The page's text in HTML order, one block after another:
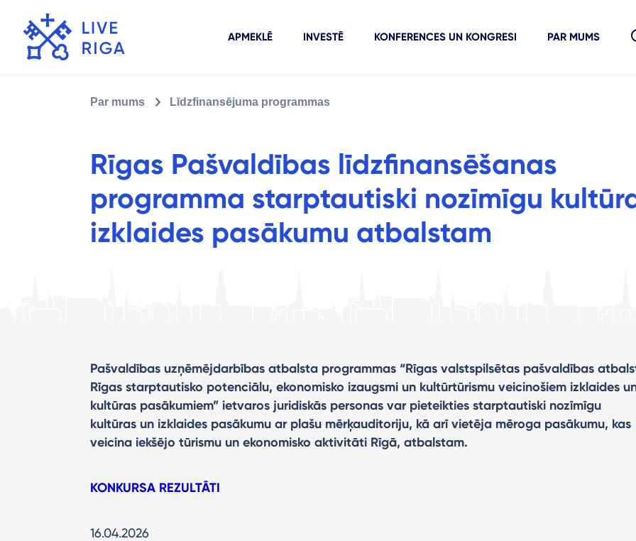
APMEKLĒ INVESTĒ KONFERENCES UN KONGRESI PAR MUMS
Par mums Līdzfinansējuma programmas
Rīgas Pašvaldības līdzfinansēšanas
programma starptautiski nozīmīgu
izklaides pasākumu atbalstam
Pašvaldības uzņēmējdarbības atbalsta programmas “Rīgas valstspilsētas pašvaldības
Rīgas starptautisko potenciālu, ekonomisko izaugsmi un kultūrtūrismu veicinošiem izklaides
kultūras pasākumiem” ietvaros juridiskās personas var pieteikties starptautiski nozīmīgu
kultūras un izklaides pasākumu ar plašu mērķauditoriju, kā arī vietēja mēroga pasākumu, kas
veicina iekšējo tūrismu un ekonomisko aktivitāti Rīgā, atbalstam.
KONKURSA REZULTĀTI
16.04.2026